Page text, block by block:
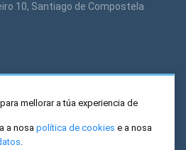
10, Santiago de Compostela
mellorar a túa experiencia de
a nosa política de cookies e a nosa
.